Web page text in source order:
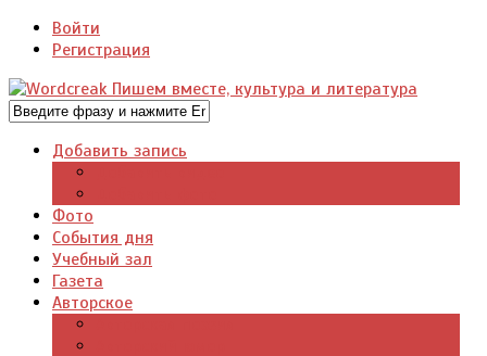
Войти
Регистрация
Добавить запись
Фото
События дня
Учебный зал
Газета
Авторское